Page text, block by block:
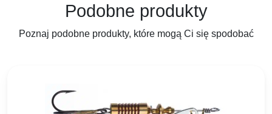
Podobne produkty
Poznaj podobne produkty, które mogą Ci się spodobać